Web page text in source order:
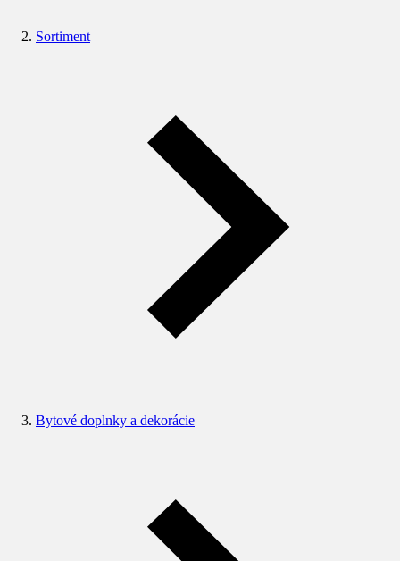
Sortiment
Bytové doplnky a dekorácie